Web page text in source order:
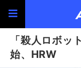
「殺人ロボッ
始、HRW